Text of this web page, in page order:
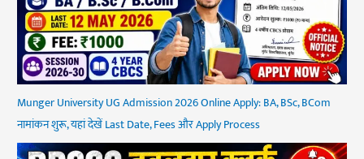
Munger University UG Admission 2026 Online Apply: BA, BSc, BCom
नामांकन शुरू, यहां देखें Last Date, Fees और Apply Process